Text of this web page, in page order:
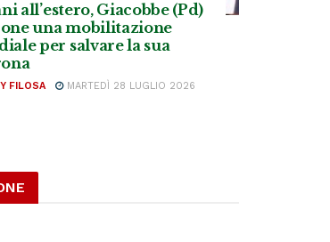
all’estero, Giacobbe (Pd)
una mobilitazione
per salvare la sua
FILOSA MARTEDÌ 28 LUGLIO 2026